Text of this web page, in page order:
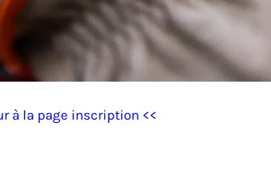
à la page inscription <<